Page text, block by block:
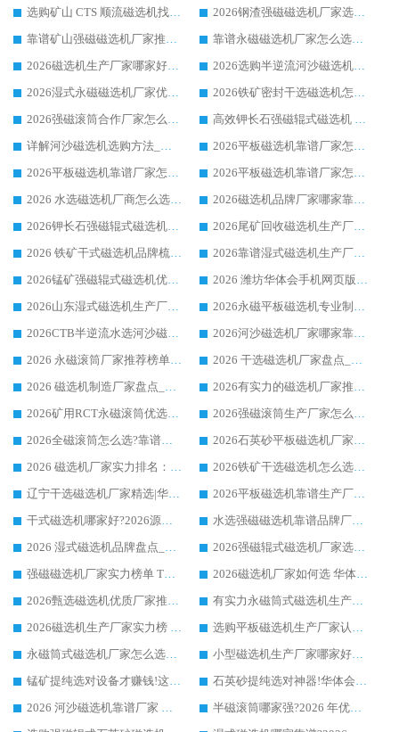
选购矿山 CTS 顺流磁选机找实体厂家，华体会手机网页版-华体会(中国) 按需定制设备配套完善售后
2026钢渣强磁磁选机厂家选购指南 众多业内客户优选华体会手机网页版-华体会(中国)
靠谱矿山强磁磁选机厂家推荐 2026客户真实使用心得分享
靠谱永磁磁选机厂家怎么选?福建客户真实体验分享华体会手机网页版-华体会(中国) 品牌
2026磁选机生产厂家哪家好?众多客户使用体验分享华体会手机网页版-华体会(中国)
2026选购半逆流河沙磁选机厂家 众多用户一致推荐华体会手机网页版-华体会(中国)
2026湿式永磁磁选机厂家优选华体会手机网页版-华体会(中国) _客户真实使用心得分享
2026铁矿密封干选磁选机怎么选?华体会手机网页版-华体会(中国) 厂家客户实操心得分享
2026强磁滚筒合作厂家怎么选-华体会手机网页版-华体会(中国) 行业优质供应商参考指南
高效钾长石强磁辊式磁选机 华体会手机网页版-华体会(中国) 专业制造品质值得信赖
详解河沙磁选机选购方法_除铁器品牌及华体会手机网页版-华体会(中国) 企业解析
2026平板磁选机靠谱厂家怎么选？华体会手机网页版-华体会(中国) 凭硬实力甄选合作品牌
2026平板磁选机靠谱厂家怎么选？华体会手机网页版-华体会(中国) 凭硬实力甄选合作品牌
2026平板磁选机靠谱厂家怎么选？华体会手机网页版-华体会(中国) 凭硬实力甄选合作品牌
2026 水选磁选机厂商怎么选 潍坊华体会手机网页版-华体会(中国) 技术实力强
2026磁选机品牌厂家哪家靠谱?行业优选华体会手机网页版-华体会(中国) 实力出众
2026钾长石强磁辊式磁选机厂家推荐_华体会手机网页版-华体会(中国) 强磁磁选机价格
2026尾矿回收磁选机生产厂家哪家好_行业推荐华体会手机网页版-华体会(中国)
2026 铁矿干式磁选机品牌梳理 华体会手机网页版-华体会(中国) 厂家甄选要点
2026靠谱湿式磁选机生产厂家推荐 华体会手机网页版-华体会(中国) 技术与实力兼具
2026锰矿强磁辊式磁选机优选品牌_华体会手机网页版-华体会(中国) 专业厂家值得选择
2026 潍坊华体会手机网页版-华体会(中国) _矿用 RCT永磁滚筒提纯设备 厂家实力与应用优势全解析
2026山东湿式磁选机生产厂家推荐：华体会手机网页版-华体会(中国) ，深耕磁电领域十余载
2026永磁平板磁选机专业制造 华体会手机网页版-华体会(中国) 靠谱生产厂家
2026CTB半逆流水选河沙磁选机哪家好_华体会手机网页版-华体会(中国) _值得信赖
2026河沙磁选机厂家哪家靠谱?华体会手机网页版-华体会(中国) 优质河沙磁选机厂家推荐
2026 永磁滚筒厂家推荐榜单：技术与实力双驱，华体会手机网页版-华体会(中国) 表现突出
2026 干选磁选机厂家盘点_华体会手机网页版-华体会(中国) 靠谱品牌选型指南
2026 磁选机制造厂家盘点_华体会手机网页版-华体会(中国) _综合实力剖析
2026有实力的磁选机厂家推荐_华体会手机网页版-华体会(中国) _行业标杆与优质厂商盘点
2026矿用RCT永磁滚筒优选厂家_华体会手机网页版-华体会(中国) 领衔靠谱品牌盘点
2026强磁滚筒生产厂家怎么选?行业口碑推荐华体会手机网页版-华体会(中国)
2026全磁滚筒怎么选?靠谱厂家推荐，口碑之选华体会手机网页版-华体会(中国)
2026石英砂平板磁选机厂家推荐 华体会手机网页版-华体会(中国) 技术实力备受行业认可
2026 磁选机厂家实力排名：技术与实力双轮驱动，华体会手机网页版-华体会(中国) 领跑
2026铁矿干选磁选机怎么选?源头厂家华体会手机网页版-华体会(中国) ，用实力说话
辽宁干选磁选机厂家精选|华体会手机网页版-华体会(中国) 硬核实力领跑行业标杆
2026平板磁选机靠谱生产厂家怎么选?行业标杆华体会手机网页版-华体会(中国) ，凭硬实力脱颖而出
干式磁选机哪家好?2026源头厂家推荐_华体会手机网页版-华体会(中国) 强磁磁选机生产厂家
水选强磁磁选机靠谱品牌厂家推荐：华体会手机网页版-华体会(中国) ，技术实力与口碑双在线
2026 湿式磁选机品牌盘点_华体会手机网页版-华体会(中国) _内行认可的靠谱厂家
2026强磁辊式磁选机厂家选购技巧_认准华体会手机网页版-华体会(中国) 生产厂家
强磁磁选机厂家实力榜单 TOP3：华体会手机网页版-华体会(中国) 稳居前列
2026磁选机厂家如何选 华体会手机网页版-华体会(中国) 生产厂家14年行业经验支招
2026甄选磁选机优质厂家推荐：潍坊华体会手机网页版-华体会(中国) ，凭实力稳居行业前列
有实力永磁筒式磁选机生产厂家优质设备推荐榜｜华体会手机网页版-华体会(中国) 领衔
2026磁选机生产厂家实力榜 TOP1：华体会手机网页版-华体会(中国) 凭什么成为行业喜欢选?
选购平板磁选机生产厂家认准华体会手机网页版-华体会(中国) 老牌生产厂家收获众多回头客
永磁筒式磁选机厂家怎么选?14 年老厂华体会手机网页版-华体会(中国) 凭实力出圈，这 5 大优势太圈粉
小型磁选机生产厂家哪家好?2026 年实测推荐，华体会手机网页版-华体会(中国) 十年口碑厂值得闭眼入
锰矿提纯选对设备才赚钱!这家临朐厂家的强磁辊磁选机凭啥成行业标杆?
石英砂提纯选对神器!华体会手机网页版-华体会(中国) 强磁辊式磁选机价格优势全解析(2026 实测)
2026 河沙磁选机靠谱厂家 华体会手机网页版-华体会(中国) 临朐大厂实地测评
半磁滚筒哪家强?2026 年优质厂家推荐，华体会手机网页版-华体会(中国) 为什么能领跑行业